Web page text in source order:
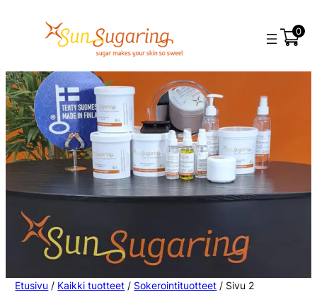
0
Etusivu / Kaikki tuotteet / Sokerointituotteet / Sivu 2